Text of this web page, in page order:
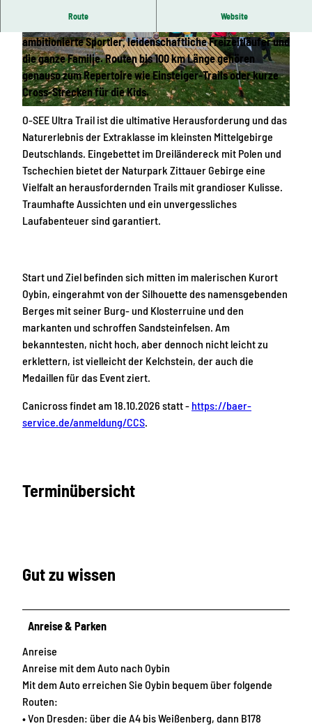
© Tourismuszentrum Naturpark Zittauer Gebirg
e, Das Landschaftswunderland Oberlausitz
© Tourismuszentrum Naturpark Zittauer Gebirg
e, Das Landschaftswunderland Oberlausitz
Route Website
ambitionierte Sportler, leidenschaftliche Freizeitläufer und
die ganze Familie. Routen bis 100 km Länge gehören
genauso zum Repertoire wie Einsteiger-Trails oder kurze
Cross-Strecken für die Kids.
O-SEE Ultra Trail ist die ultimative Herausforderung und das
Naturerlebnis der Extraklasse im kleinsten Mittelgebirge
Deutschlands. Eingebettet im Dreiländereck mit Polen und
Tschechien bietet der Naturpark Zittauer Gebirge eine
Vielfalt an herausfordernden Trails mit grandioser Kulisse.
Traumhafte Aussichten und ein unvergessliches
Laufabenteuer sind garantiert.
Start und Ziel befinden sich mitten im malerischen Kurort
Oybin, eingerahmt von der Silhouette des namensgebenden
Berges mit seiner Burg- und Klosterruine und den
markanten und schroffen Sandsteinfelsen. Am
bekanntesten, nicht hoch, aber dennoch nicht leicht zu
erklettern, ist vielleicht der Kelchstein, der auch die
Medaillen für das Event ziert.
Canicross findet am 18.10.2026 statt - https://baer-
service.de/anmeldung/CCS.
Terminübersicht
Gut zu wissen
Anreise & Parken
Anreise
Anreise mit dem Auto nach Oybin
Mit dem Auto erreichen Sie Oybin bequem über folgende
Routen:
• Von Dresden: über die A4 bis Weißenberg, dann B178